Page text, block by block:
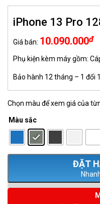
iPhone 13 Pro
Giá bán: 10.090.000đ
Phụ kiện kèm máy gồm:
Bảo hành 12 tháng – 1 đổi
Chọn màu để xem giá của
Màu sắc